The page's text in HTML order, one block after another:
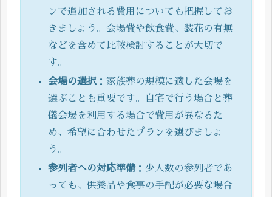
ンで追加される費用についても把握してお
きましょう。会場費や飲食費、装花の有無
などを含めて比較検討することが大切で
す。
会場の選択 ：家族葬の規模に適した会場を
選ぶことも重要です。自宅で行う場合と葬
儀会場を利用する場合で費用が異なるた
め、希望に合わせたプランを選びましょ
う。
参列者への対応準備：少人数の参列者であ
っても、供養品や食事の手配が必要な場合